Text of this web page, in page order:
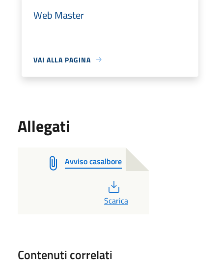
Web Master
VAI ALLA PAGINA
Allegati
Avviso casalbore
Scarica
Contenuti correlati